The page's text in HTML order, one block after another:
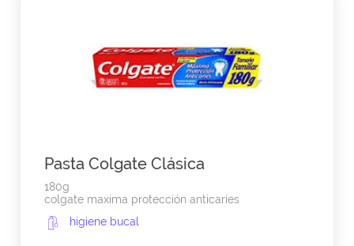
Pasta Colgate Clásica
180g
colgate maxima protección anticaries
higiene bucal